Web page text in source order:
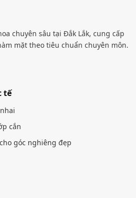
chuyên sâu tại Đắk Lắk, cung cấp
mặt theo tiêu chuẩn chuyên môn.
tế
cắn
góc nghiêng đẹp